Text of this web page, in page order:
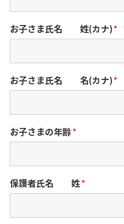
お子さま氏名 姓(カナ)*
お子さま氏名 名(カナ)*
お子さまの年齢*
保護者氏名 姓*